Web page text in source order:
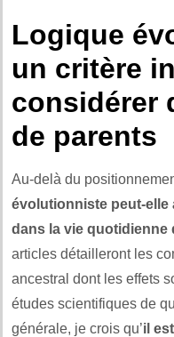
Logique
un critère
considérer
de parents
Au-delà du
évolutionniste peut-elle
dans la vie quotidienne
articles détailleront les
ancestral dont les effets
études scientifiques de
générale, je crois qu’il